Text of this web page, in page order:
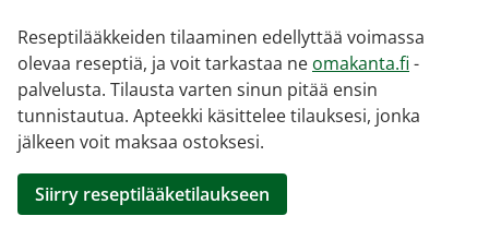
Reseptilääkkeiden tilaaminen edellyttää voimassa
olevaa reseptiä, ja voit tarkastaa ne omakanta.fi -
palvelusta. Tilausta varten sinun pitää ensin
tunnistautua. Apteekki käsittelee tilauksesi, jonka
jälkeen voit maksaa ostoksesi.
Siirry reseptilääketilaukseen